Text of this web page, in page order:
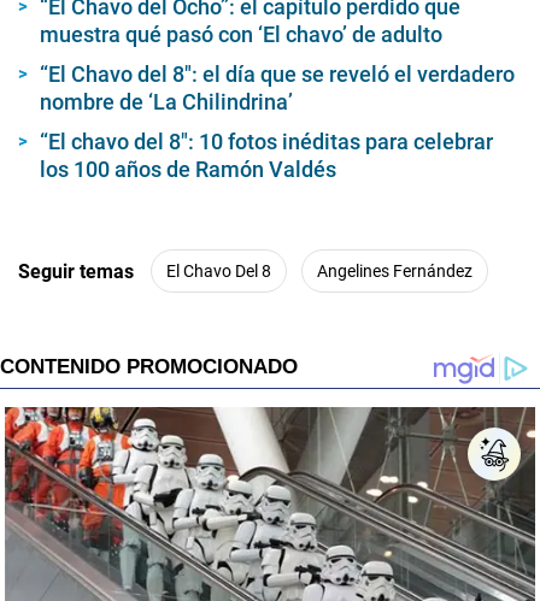
Tras más de 50 años de transmisión de sus programas ya no saldrán
más al aire en todo el mundo.
muestra qué pasó con ‘El chavo’ de adulto
“El Chavo del 8″: el día que se reveló el verdadero
“El chavo del 8″: 10 fotos inéditas para celebrar
los 100 años de Ramón Valdés
Seguir temas El Chavo Del 8 Angelines Fernández